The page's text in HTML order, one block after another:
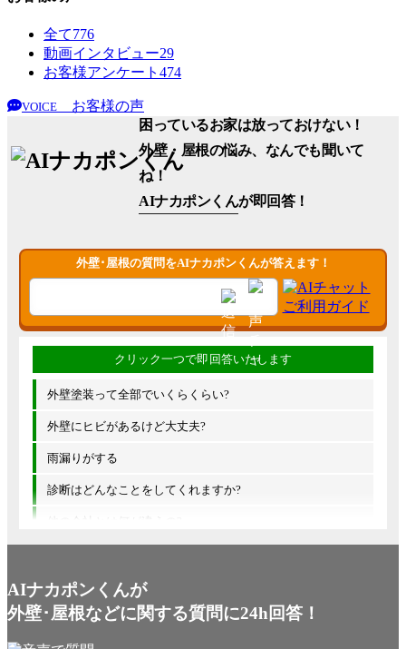
全て776
動画インタビュー29
お客様アンケート 474
VOICE
お客様の声
困っているお家は放っておけない！
外壁・屋根の悩み、なんでも聞いて
ね！
AIナカポンくんが即回答！
外壁･屋根の質問をAIナカポンくんが答えます！
外壁塗装って全部でいくらくらい?
外壁にヒビがあるけど大丈夫?
雨漏りがする
診断はどんなことをしてくれますか?
他の会社とは何が違うの?
AIナカポンくんが
外壁･屋根などに関する質問に24h回答！